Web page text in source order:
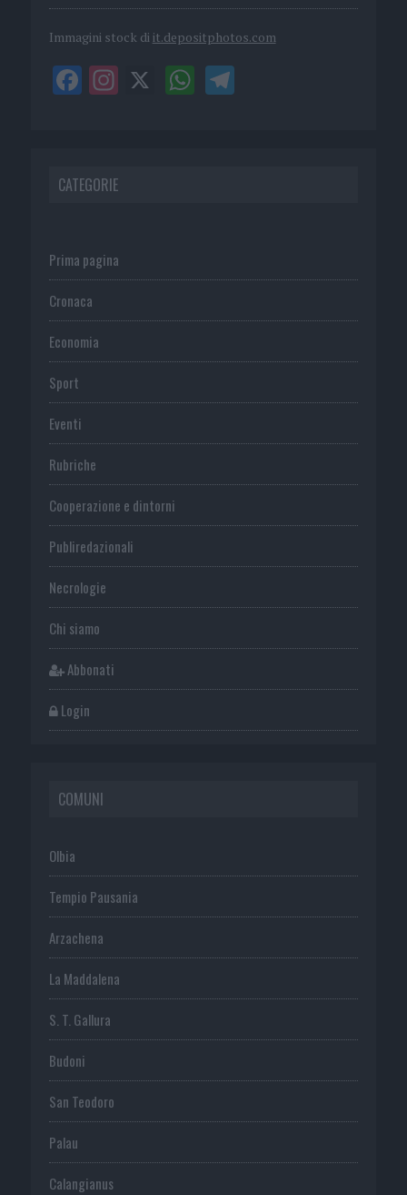
Immagini stock di it.depositphotos.com
CATEGORIE
Prima pagina
Cronaca
Economia
Sport
Eventi
Rubriche
Cooperazione e dintorni
Publiredazionali
Necrologie
Chi siamo
Abbonati
Login
COMUNI
Olbia
Tempio Pausania
Arzachena
La Maddalena
S. T. Gallura
Budoni
San Teodoro
Palau
Calangianus